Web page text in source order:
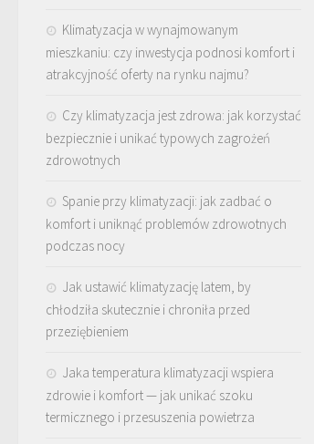
Klimatyzacja w wynajmowanym
mieszkaniu: czy inwestycja podnosi komfort i
atrakcyjność oferty na rynku najmu?
Czy klimatyzacja jest zdrowa: jak korzystać
bezpiecznie i unikać typowych zagrożeń
zdrowotnych
Spanie przy klimatyzacji: jak zadbać o
komfort i uniknąć problemów zdrowotnych
podczas nocy
Jak ustawić klimatyzację latem, by
chłodziła skutecznie i chroniła przed
przeziębieniem
Jaka temperatura klimatyzacji wspiera
zdrowie i komfort — jak unikać szoku
termicznego i przesuszenia powietrza